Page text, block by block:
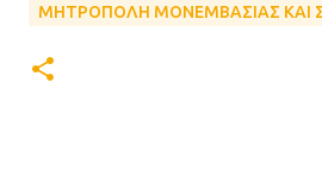
ΜΗΤΡΟΠΟΛΗ ΜΟΝΕΜΒΑΣΙΑΣ ΚΑΙ